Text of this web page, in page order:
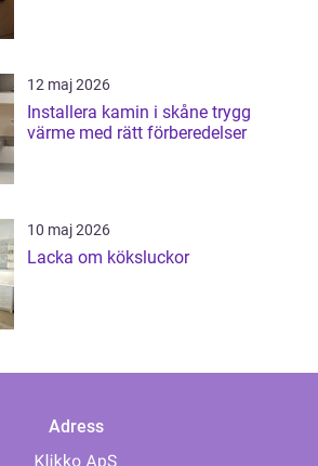
12 maj 2026
Installera kamin i skåne trygg
värme med rätt förberedelser
10 maj 2026
Lacka om köksluckor
Adress